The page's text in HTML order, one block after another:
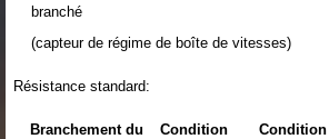
branché
(capteur de régime de boîte de vitesses)
Résistance standard:
Branchement du
Condition
Condition